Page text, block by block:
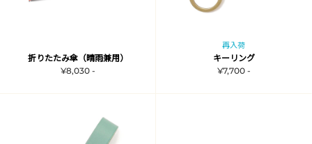
折りたたみ傘（晴雨兼用）
¥8,030 -
再入荷
キーリング
¥7,700 -